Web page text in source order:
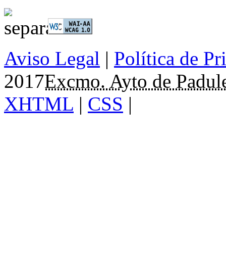
Aviso Legal | Política de
2017Excmo. Ayto de
XHTML | CSS |